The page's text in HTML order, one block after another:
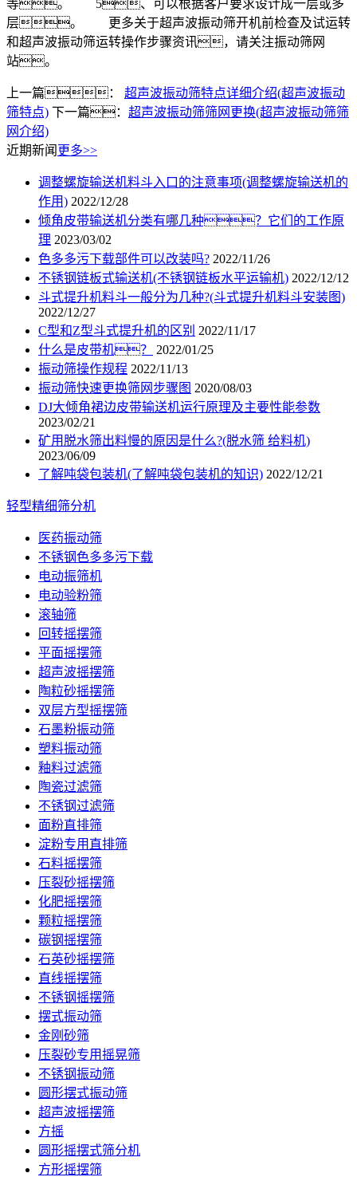
等。 5、可以根据客户要求设计成一层或多
层。 更多关于超声波振动筛开机前检查及试运转
和超声波振动筛运转操作步骤资讯，请关注振动筛网
站。
上一篇： 超声波振动筛特点详细介绍(超声波振动
筛特点) 下一篇： 超声波振动筛筛网更换(超声波振动筛筛
网介绍)
近期新闻 更多>>
调整螺旋输送机料斗入口的注意事项(调整螺旋输送机的
作用) 2022/12/28
倾角皮带输送机分类有哪几种？它们的工作原
理 2023/03/02
色多多污下载部件可以改装吗? 2022/11/26
不锈钢链板式输送机(不锈钢链板水平运输机) 2022/12/12
斗式提升机料斗一般分为几种?(斗式提升机料斗安装图)
2022/12/27
C型和Z型斗式提升机的区别 2022/11/17
什么是皮带机？
2022/01/25
振动筛操作规程 2022/11/13
振动筛快速更换筛网步骤图 2020/08/03
DJ大倾角裙边皮带输送机运行原理及主要性能参数
2023/02/21
矿用脱水筛出料慢的原因是什么?(脱水筛 给料机)
2023/06/09
了解吨袋包装机(了解吨袋包装机的知识) 2022/12/21
轻型精细筛分机
医药振动筛
不锈钢色多多污下载
电动振筛机
电动验粉筛
滚轴筛
回转摇摆筛
平面摇摆筛
超声波摇摆筛
陶粒砂摇摆筛
双层方型摇摆筛
石墨粉振动筛
塑料振动筛
釉料过滤筛
陶瓷过滤筛
不锈钢过滤筛
面粉直排筛
淀粉专用直排筛
石料摇摆筛
压裂砂摇摆筛
化肥摇摆筛
颗粒摇摆筛
碳钢摇摆筛
石英砂摇摆筛
直线摇摆筛
不锈钢摇摆筛
摆式振动筛
金刚砂筛
压裂砂专用摇晃筛
不锈钢振动筛
圆形摆式振动筛
超声波摇摆筛
方摇
圆形摇摆式筛分机
方形摇摆筛